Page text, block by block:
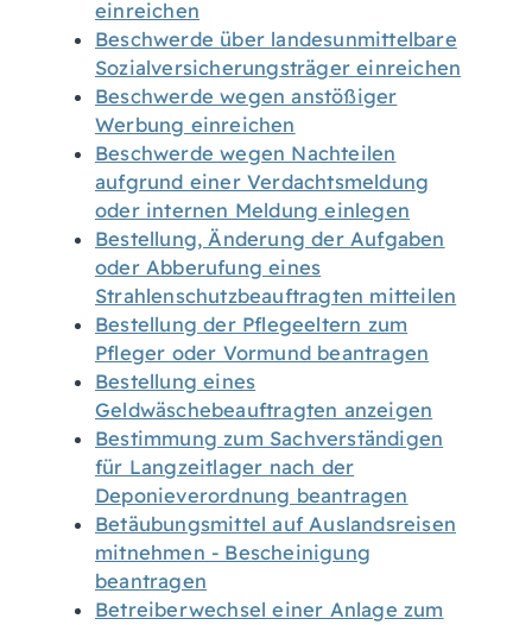
einreichen
Beschwerde über landesunmittelbare
Sozialversicherungsträger einreichen
Beschwerde wegen anstößiger
Werbung einreichen
Beschwerde wegen Nachteilen
aufgrund einer Verdachtsmeldung
oder internen Meldung einlegen
Bestellung, Änderung der Aufgaben
oder Abberufung eines
Strahlenschutzbeauftragten mitteilen
Bestellung der Pflegeeltern zum
Pfleger oder Vormund beantragen
Bestellung eines
Geldwäschebeauftragten anzeigen
Bestimmung zum Sachverständigen
für Langzeitlager nach der
Deponieverordnung beantragen
Betäubungsmittel auf Auslandsreisen
mitnehmen - Bescheinigung
beantragen
Betreiberwechsel einer Anlage zum